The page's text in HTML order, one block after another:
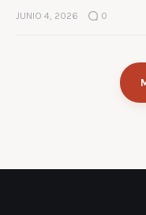
JUNIO 4, 2026 0